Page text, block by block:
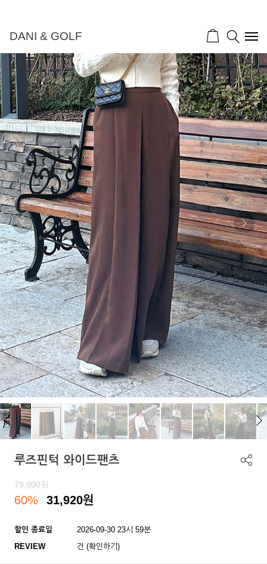
DANI & GOLF
루즈핀턱 와이드팬츠
79,800원
60% 31,920원
할인 종료일
2026-09-30 23시 59분
REVIEW
건 (확인하기)